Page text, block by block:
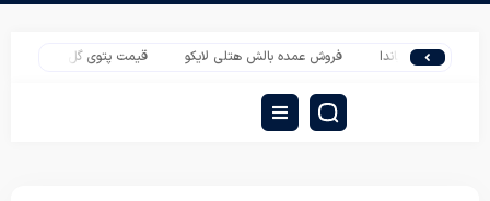
پاندا فروش عمده بالش هتلی لایکو قیمت پتوی گل برجسته یک نفره